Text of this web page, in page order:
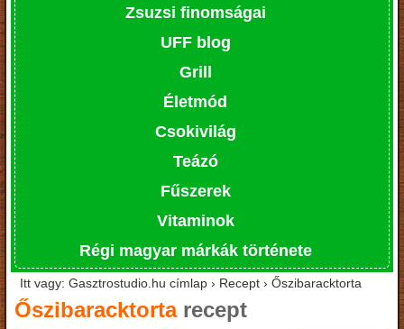
Zsuzsi finomságai
UFF blog
Grill
Életmód
Csokivilág
Teázó
Fűszerek
Vitaminok
Régi magyar márkák története
Itt vagy: Gasztrostudio.hu címlap › Recept › Őszibaracktorta
Őszibaracktortarecept